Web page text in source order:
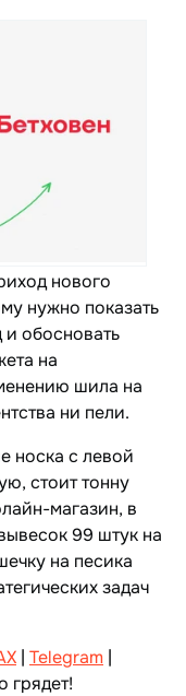
нового
нужно показать
обосновать
на
шила на
ни пели.
носка с левой
стоит тонну
магазин, в
99 штук на
на песика
задач
| Telegram |
грядет!